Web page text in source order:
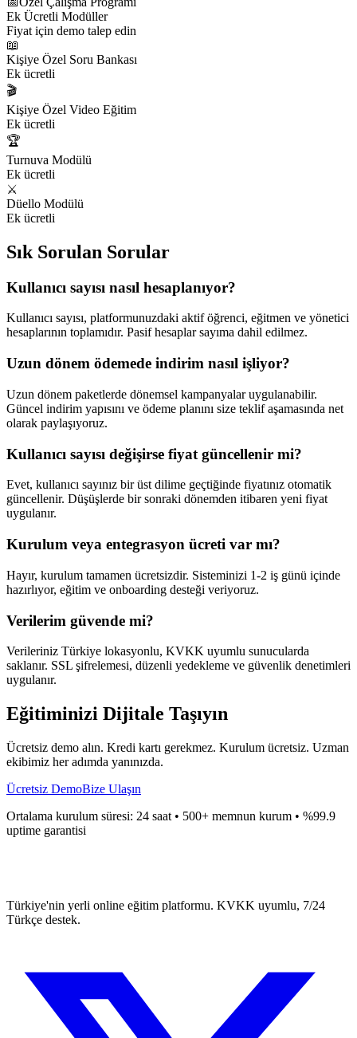
Ek Ücretli Modüller
Fiyat için demo talep edin
📖
Kişiye Özel Soru Bankası
Ek ücretli
🎬
Kişiye Özel Video Eğitim
Ek ücretli
🏆
Turnuva Modülü
Ek ücretli
⚔️
Düello Modülü
Ek ücretli
Sık Sorulan Sorular
Kullanıcı sayısı nasıl hesaplanıyor?
Kullanıcı sayısı, platformunuzdaki aktif öğrenci, eğitmen ve yönetici
hesaplarının toplamıdır. Pasif hesaplar sayıma dahil edilmez.
Uzun dönem ödemede indirim nasıl işliyor?
Uzun dönem paketlerde dönemsel kampanyalar uygulanabilir.
Güncel indirim yapısını ve ödeme planını size teklif aşamasında net
olarak paylaşıyoruz.
Kullanıcı sayısı değişirse fiyat güncellenir mi?
Evet, kullanıcı sayınız bir üst dilime geçtiğinde fiyatınız otomatik
güncellenir. Düşüşlerde bir sonraki dönemden itibaren yeni fiyat
uygulanır.
Kurulum veya entegrasyon ücreti var mı?
Hayır, kurulum tamamen ücretsizdir. Sisteminizi 1-2 iş günü içinde
hazırlıyor, eğitim ve onboarding desteği veriyoruz.
Verilerim güvende mi?
Verileriniz Türkiye lokasyonlu, KVKK uyumlu sunucularda
saklanır. SSL şifrelemesi, düzenli yedekleme ve güvenlik denetimleri
uygulanır.
Eğitiminizi Dijitale Taşıyın
Ücretsiz demo alın. Kredi kartı gerekmez. Kurulum ücretsiz. Uzman
ekibimiz her adımda yanınızda.
Ücretsiz DemoBize Ulaşın
Ortalama kurulum süresi: 24 saat • 500+ memnun kurum • %99.9
uptime garantisi
Türkiye'nin yerli online eğitim platformu. KVKK uyumlu, 7/24
Türkçe destek.